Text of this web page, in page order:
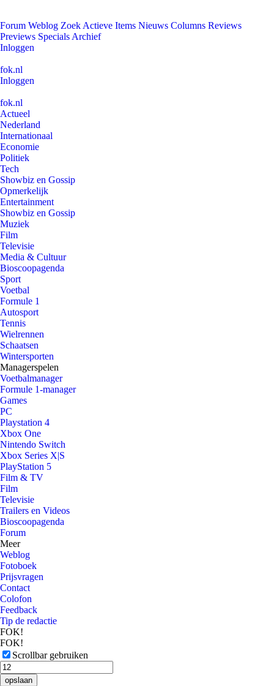
Forum Weblog Zoek Actieve Items Nieuws Columns Reviews
Previews Specials Archief
Inloggen
fok.nl
Inloggen
fok.nl
Actueel
Nederland
Internationaal
Economie
Politiek
Tech
Showbiz en Gossip
Opmerkelijk
Entertainment
Showbiz en Gossip
Muziek
Film
Televisie
Media & Cultuur
Bioscoopagenda
Sport
Voetbal
Formule 1
Autosport
Tennis
Wielrennen
Schaatsen
Wintersporten
Managerspelen
Voetbalmanager
Formule 1-manager
Games
PC
Playstation 4
Xbox One
Nintendo Switch
Xbox Series X|S
PlayStation 5
Film & TV
Film
Televisie
Trailers en Videos
Bioscoopagenda
Forum
Meer
Weblog
Fotoboek
Prijsvragen
Contact
Colofon
Feedback
Tip de redactie
FOK!
FOK!
Scrollbar gebruiken
opslaan